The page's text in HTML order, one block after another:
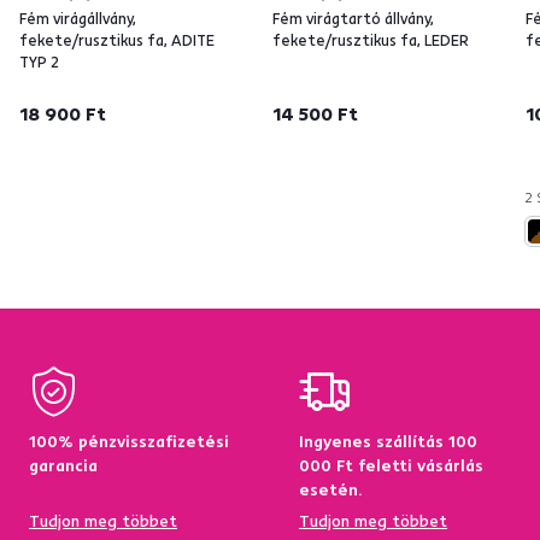
Fém virágállvány,
fekete/rusztikus fa, ADITE
TYP 2
18 900 Ft
Fém virágtartó állvány,
fekete/rusztikus fa, LEDER
14 500 Ft
2
100% pénzvisszafizetési
garancia
Tudjon meg többet
Ingyenes szállítás 100
000 Ft feletti vásárlás
esetén.
Tudjon meg többet